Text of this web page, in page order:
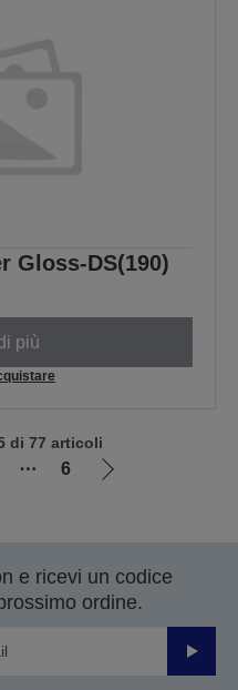
Gloss-DS(190)
più
⋯ 6
Vai
di 77 articoli
e ricevi un codice
ordine.
Invia